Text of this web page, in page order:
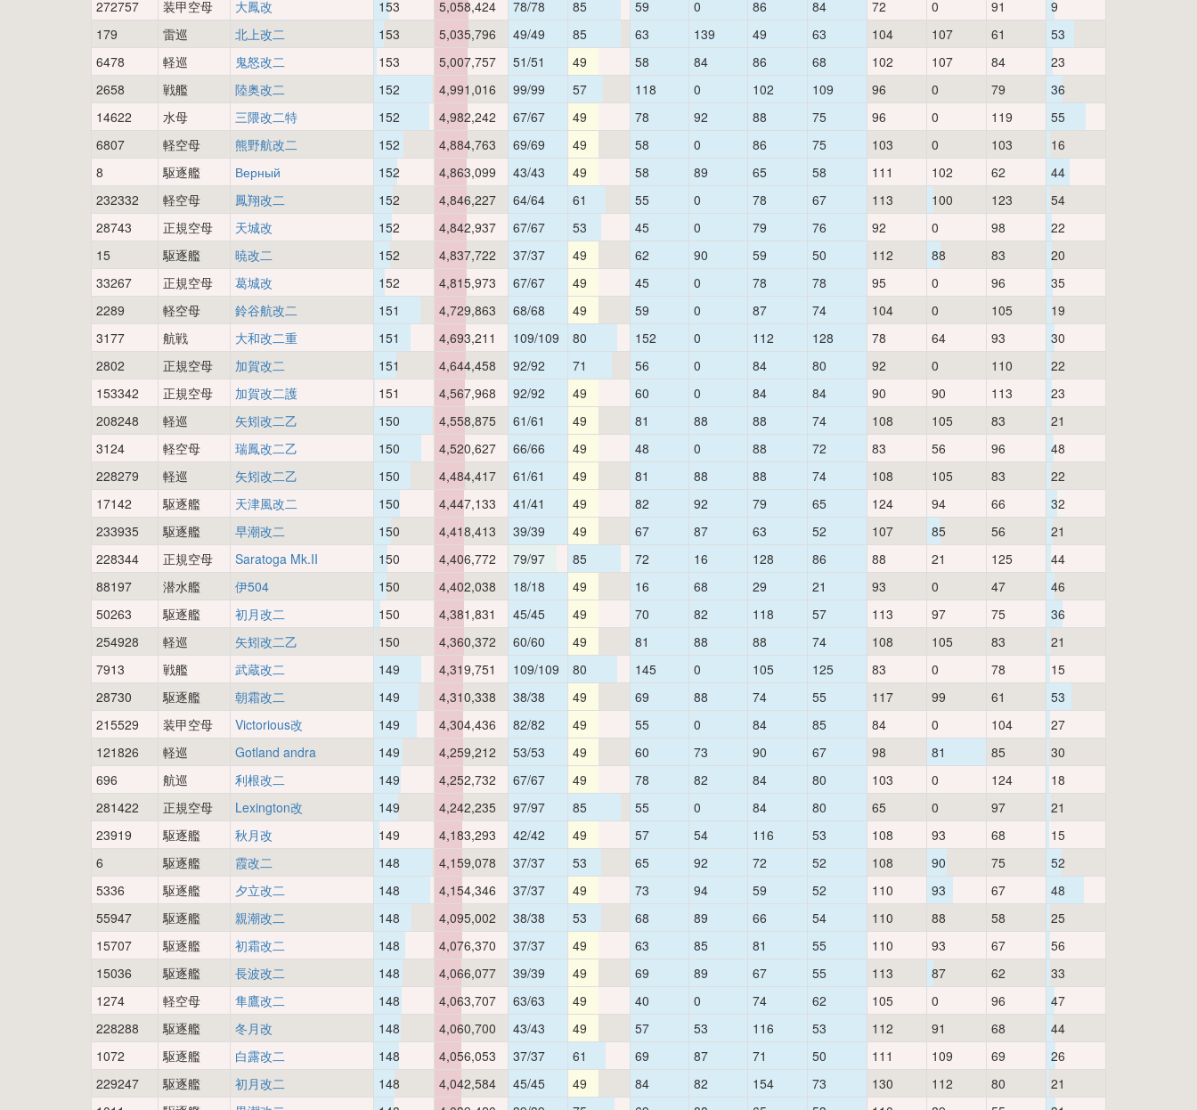
272757
装甲空母 大鳳改 153 5,058,424 78/78 85 59 0 86 84 72 0 91
9
179
雷巡 北上改二 153 5,035,796 49/49 85 63 139 49 63 104 107 61
53
6478
軽巡 鬼怒改二 153 5,007,757 51/51 49 58 84 86 68 102 107 84
23
2658
戦艦 陸奥改二 152 4,991,016 99/99 57 118 0 102 109 96 0 79
36
14622
水母 三隈改二特 152 4,982,242 67/67 49 78 92 88 75 96 0 119
55
6807
軽空母 熊野航改二 152 4,884,763 69/69 49 58 0 86 75 103 0 103
16
8
駆逐艦 Верный 152 4,863,099 43/43 49 58 89 65 58 111 102 62
44
232332
軽空母 鳳翔改二 152 4,846,227 64/64 61 55 0 78 67 113 100 123
54
28743
正規空母 天城改 152 4,842,937 67/67 53 45 0 79 76 92 0 98
22
15
駆逐艦 暁改二 152 4,837,722 37/37 49 62 90 59 50 112 88 83
20
33267
正規空母 葛城改 152 4,815,973 67/67 49 45 0 78 78 95 0 96
35
2289
軽空母 鈴谷航改二 151 4,729,863 68/68 49 59 0 87 74 104 0 105
19
3177
航戦 大和改二重 151 4,693,211 109/109 80 152 0 112 128 78 64 93
30
2802
正規空母 加賀改二 151 4,644,458 92/92 71 56 0 84 80 92 0 110
22
153342
正規空母 加賀改二護 151 4,567,968 92/92 49 60 0 84 84 90 90 113
23
208248
軽巡 矢矧改二乙 150 4,558,875 61/61 49 81 88 88 74 108 105 83
21
3124
軽空母 瑞鳳改二乙 150 4,520,627 66/66 49 48 0 88 72 83 56 96
48
228279
軽巡 矢矧改二乙 150 4,484,417 61/61 49 81 88 88 74 108 105 83
22
17142
駆逐艦 天津風改二 150 4,447,133 41/41 49 82 92 79 65 124 94 66
32
233935
駆逐艦 早潮改二 150 4,418,413 39/39 49 67 87 63 52 107 85 56
21
228344
正規空母 Saratoga Mk.II 150 4,406,772 79/97 85 72 16 128 86 88 21 125
44
88197
潜水艦 伊504 150 4,402,038 18/18 49 16 68 29 21 93 0 47
46
50263
駆逐艦 初月改二 150 4,381,831 45/45 49 70 82 118 57 113 97 75
36
254928
軽巡 矢矧改二乙 150 4,360,372 60/60 49 81 88 88 74 108 105 83
21
7913
戦艦 武蔵改二 149 4,319,751 109/109 80 145 0 105 125 83 0 78
15
28730
駆逐艦 朝霜改二 149 4,310,338 38/38 49 69 88 74 55 117 99 61
53
215529
装甲空母 Victorious改 149 4,304,436 82/82 49 55 0 84 85 84 0 104
27
121826
軽巡 Gotland andra 149 4,259,212 53/53 49 60 73 90 67 98 81 85
30
696
航巡 利根改二 149 4,252,732 67/67 49 78 82 84 80 103 0 124
18
281422
正規空母 Lexington改 149 4,242,235 97/97 85 55 0 84 80 65 0 97
21
23919
駆逐艦 秋月改 149 4,183,293 42/42 49 57 54 116 53 108 93 68
15
6
駆逐艦 霞改二 148 4,159,078 37/37 53 65 92 72 52 108 90 75
52
5336
駆逐艦 夕立改二 148 4,154,346 37/37 49 73 94 59 52 110 93 67
48
55947
駆逐艦 親潮改二 148 4,095,002 38/38 53 68 89 66 54 110 88 58
25
15707
駆逐艦 初霜改二 148 4,076,370 37/37 49 63 85 81 55 110 93 67
56
15036
駆逐艦 長波改二 148 4,066,077 39/39 49 69 89 67 55 113 87 62
33
1274
軽空母 隼鷹改二 148 4,063,707 63/63 49 40 0 74 62 105 0 96
47
228288
駆逐艦 冬月改 148 4,060,700 43/43 49 57 53 116 53 112 91 68
44
1072
駆逐艦 白露改二 148 4,056,053 37/37 61 69 87 71 50 111 109 69
26
229247
駆逐艦 初月改二 148 4,042,584 45/45 49 84 82 154 73 130 112 80
21